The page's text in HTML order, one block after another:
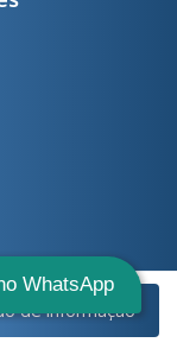
WhatsApp
de informação